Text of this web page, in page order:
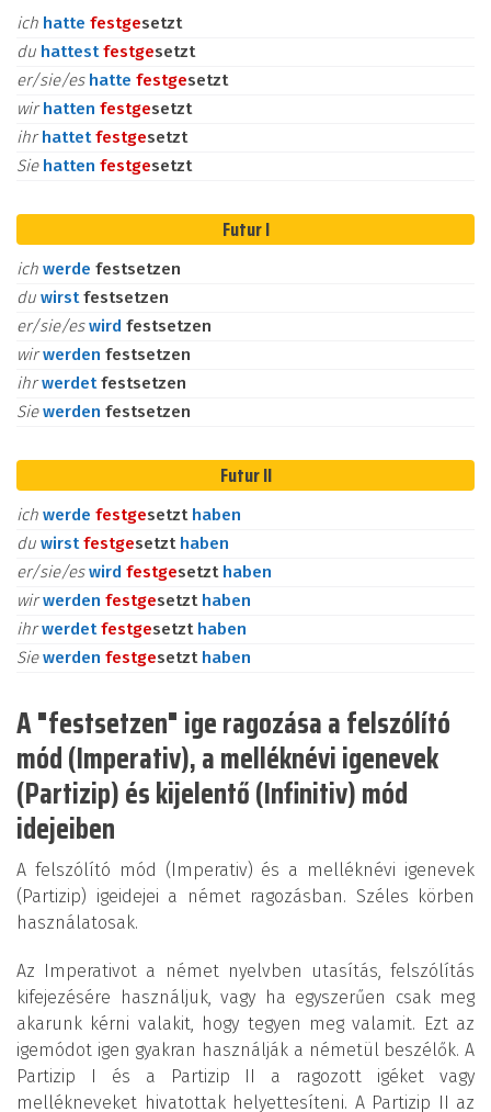
ich hatte festgesetzt
du hattestfestgesetzt
er/sie/es hatte festgesetzt
wirhatten festgesetzt
ihrhattetfestgesetzt
Sie hatten festgesetzt
Futur I
ich werde festsetzen
du wirstfestsetzen
er/sie/eswird festsetzen
wirwerden festsetzen
ihrwerdetfestsetzen
Siewerden festsetzen
Futur II
ich werde festgesetzt haben
du wirstfestgesetzt haben
er/sie/eswird festgesetzt haben
wirwerden festgesetzt haben
ihrwerdetfestgesetzt haben
Siewerden festgesetzt haben
A "festsetzen" ige ragozása a felszólító
mód (Imperativ), a melléknévi igenevek
(Partizip) és kijelentő (Infinitiv) mód
idejeiben
A felszólító mód (Imperativ) és a melléknévi igenevek
(Partizip) igeidejei a német ragozásban. Széles körben
használatosak.
Az Imperativot a német nyelvben utasítás, felszólítás
kifejezésére használjuk, vagy ha egyszerűen csak meg
akarunk kérni valakit, hogy tegyen meg valamit. Ezt az
igemódot igen gyakran használják a németül beszélők. A
Partizip I és a Partizip II a ragozott igéket vagy
mellékneveket hivatottak helyettesíteni. A Partizip II az